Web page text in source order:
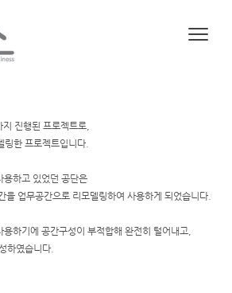
진행된 프로젝트로,
한 프로젝트입니다.
용하고 있었던 공단은
을 업무공간으로 리모델링하여 사용하게 되었습니다.
하기에 공간구성이 부적합해 완전히 털어내고,
하였습니다.